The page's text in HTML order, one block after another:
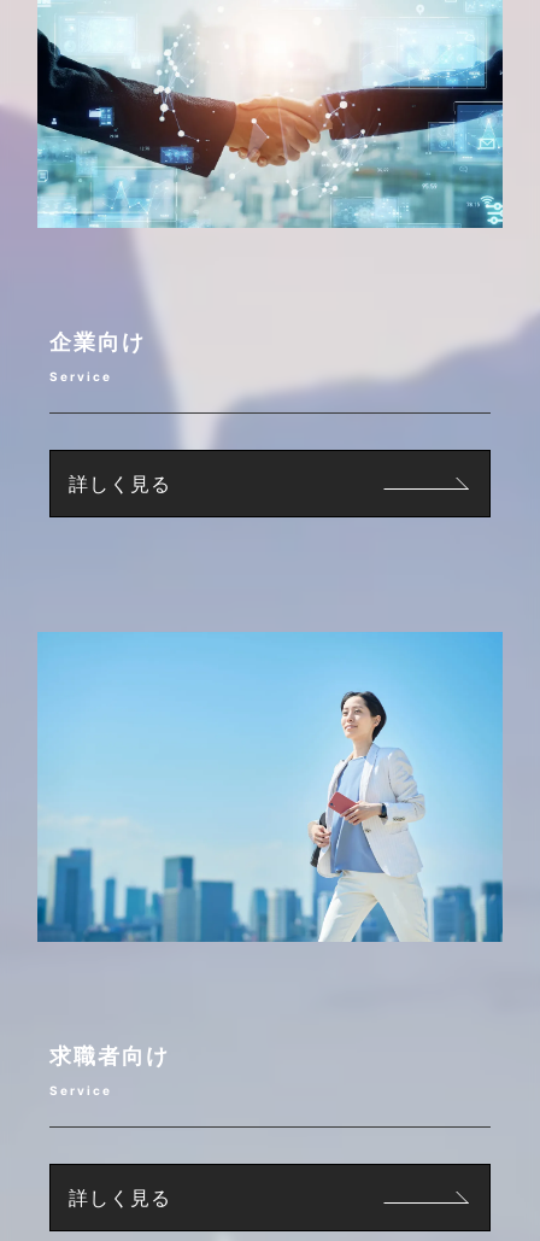
企業向け
Service
詳しく見る
求職者向け
Service
詳しく見る